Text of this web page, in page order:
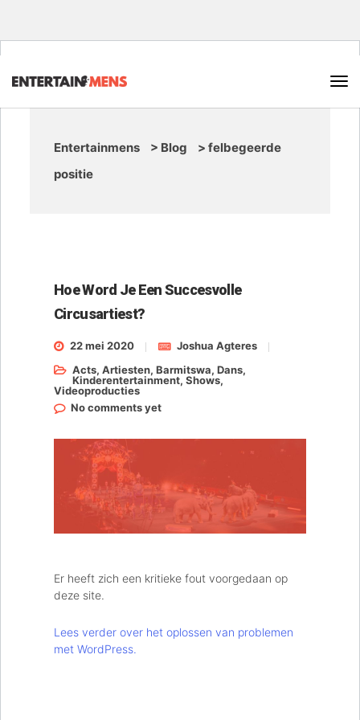
Entertainmens > Blog > felbegeerde
positie
Hoe Word Je Een Succesvolle
Circusartiest?
22 mei 2020
Joshua Agteres
Acts, Artiesten, Barmitswa, Dans,
Kinderentertainment, Shows,
Videoproducties
No comments yet
Er heeft zich een kritieke fout voorgedaan op
deze site.
Lees verder over het oplossen van problemen
met WordPress.